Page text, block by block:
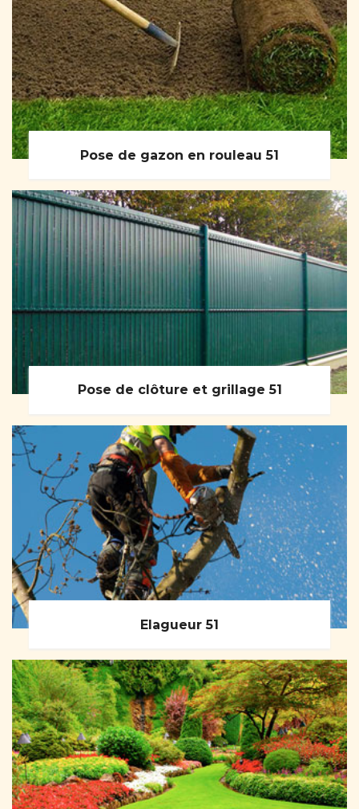
Pose de gazon en rouleau 51
Pose de clôture et grillage 51
Elagueur 51